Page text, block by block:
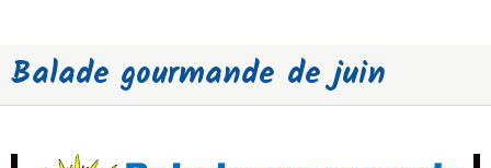
Balade gourmande de juin